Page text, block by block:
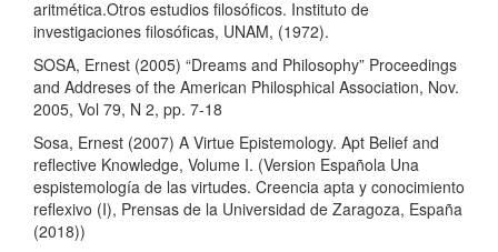
aritmética.Otros estudios filosóficos. Instituto de
investigaciones filosóficas, UNAM, (1972).
SOSA, Ernest (2005) “Dreams and Philosophy” Proceedings
and Addreses of the American Philosphical Association, Nov.
2005, Vol 79, N 2, pp. 7-18
Sosa, Ernest (2007) A Virtue Epistemology. Apt Belief and
reflective Knowledge, Volume I. (Version Española Una
espistemología de las virtudes. Creencia apta y conocimiento
reflexivo (I), Prensas de la Universidad de Zaragoza, España
(2018))